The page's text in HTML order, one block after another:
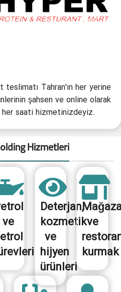
Tahran'ın her yerine
şahsen ve online olarak
her saati hizmetinizdeyiz.
Hizmetleri
ve
Deterjan,
kozmetik
ve
hijyen
ürünleri
ve
kurmak